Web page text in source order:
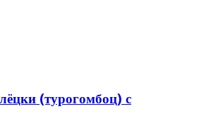
(турогомбоц) с